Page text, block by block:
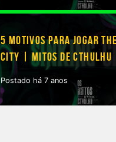
5 MOTIVOS PARA JOGAR
CITY | MITOS DE CTHULHU
Postado há 7 anos